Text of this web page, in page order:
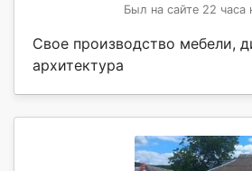
Был на сайте 22 часа
Свое производство мебели,
архитектура